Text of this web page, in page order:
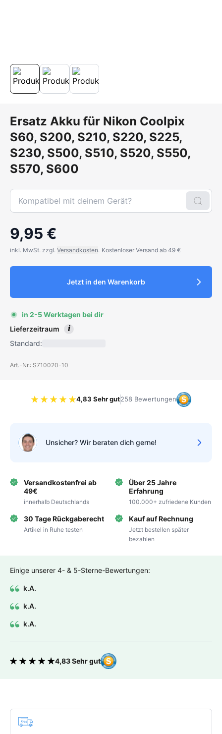
Ersatz Akku für Nikon Coolpix
S60, S200, S210, S220, S225,
S230, S500, S510, S520, S550,
S570, S600
9,95 €
inkl. MwSt. zzgl. Versandkosten. Kostenloser Versand ab 49 €
Jetzt in den Warenkorb
in 2-5 Werktagen bei dir
Lieferzeitraum
i
Standard:
Art.-Nr.: S710020-10
Bewertung 4.83 von 5 Sternen
4,83 Sehr gut258 Bewertungen
Unsicher? Wir beraten dich gerne!
Versandkostenfrei ab
49€
innerhalb Deutschlands
Über 25 Jahre
Erfahrung
100.000+ zufriedene Kunden
30 Tage Rückgaberecht
Artikel in Ruhe testen
Kauf auf Rechnung
Jetzt bestellen später
bezahlen
Einige unserer 4- & 5-Sterne-Bewertungen:
k.A.
k.A.
k.A.
Bewertung 4.83 von 5 Sternen
4,83 Sehr gut
Deine Vorteile